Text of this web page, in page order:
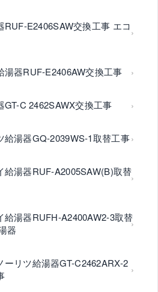
E2406SAW交換工事 エコ
湯器RUF-E2406AW交換工事
C 2462SAWX交換工事
給湯器GQ-2039WS-1取替工事
給湯器RUF-A2005SAW(B)取替
給湯器RUFH-A2400AW2-3取替
器
ーリツ給湯器GT-C2462ARX-2